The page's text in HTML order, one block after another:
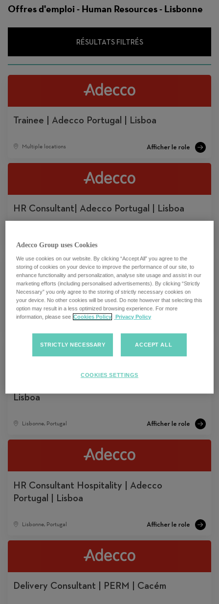
Offres d'emploi - Human Resources - Lisbonne
RÉSULTATS FILTRÉS
Trainee | Adecco Portugal | Lisboa
Multiple locations
HR Consultant| Adecco Portugal | Lisboa
Reporting Specialist | Lisboa
Lisboa
Lisbonne, Portugal
HR Consultant Hospitality | Adecco
Portugal | Lisboa
Lisbonne, Portugal
Delivery Consultant | PERM | Cacém
Adecco Group uses Cookies
We use cookies on our website. By clicking “Accept All” you agree to the
storing of cookies on your device to improve the performance of our site, to
enhance functionality and personalization, analyse site usage and assist in our
marketing efforts (including personalised advertisements). By clicking “Strictly
Necessary” you only agree to the storing of strictly necessary cookies on
your device. No other cookies will be used. Do note however that selecting this
option may result in a less optimized browsing experience. For more
information, please see Cookies Policy Privacy Policy
STRICTLY NECESSARY ACCEPT ALL
COOKIES SETTINGS